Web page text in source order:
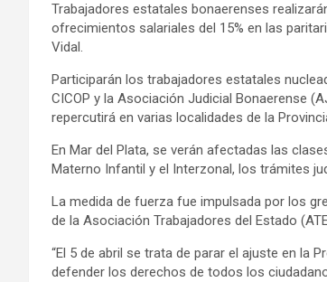
k
p
dl
Trabajadores estatales bonaerenses
ofrecimientos salariales del 15% en las
Vidal.
Participarán los trabajadores estatales
CICOP y la Asociación Judicial Bonaerense
repercutirá en varias localidades de la
En Mar del Plata, se verán afectadas las
Materno Infantil y el Interzonal, los trámites
La medida de fuerza fue impulsada por los
de la Asociación Trabajadores del Estado
“El 5 de abril se trata de parar el ajuste en la
defender los derechos de todos los